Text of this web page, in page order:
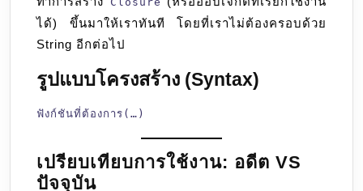
ได้) ขึ้นมาให้เราทันที โดยที่เราไม่ต้องครอบด้วย
String อีกต่อไป
รูปแบบโครงสร้าง (Syntax)
ฟังก์ชันที่ต้องการ(…)
เปรียบเทียบการใช้งาน: อดีต VS
ปัจจุบัน